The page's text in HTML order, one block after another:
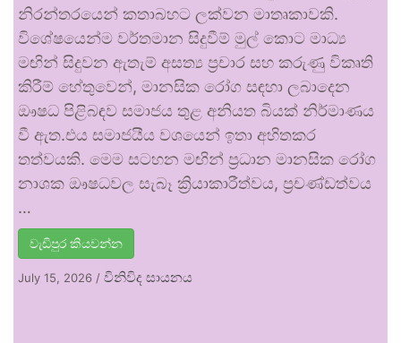
නිරන්තරයෙන් කතාබහට ලක්වන මාතෘකාවකි.
විශේෂයෙන්ම වර්තමාන සිදුවීම් මුල් කොට මාධ්‍ය
මඟින් සිදුවන ඇතැම් අසත්‍ය ප්‍රචාර සහ කරුණු විකෘති
කිරීම් හේතුවෙන්, මානසික රෝග සඳහා ලබාදෙන
ඖෂධ පිළිබඳව සමාජය තුළ අනියත බියක් නිර්මාණය
වී ඇත.එය සමාජයීය වශයෙන් ඉතා අහිතකර
තත්වයකි. මෙම සටහන මඟින් ප්‍රධාන මානසික රෝග
නාශක ඖෂධවල සැබෑ ක්‍රියාකාරීත්වය, ප්‍රචණ්ඩත්වය
…
වැඩිපුර කියවන්න
July 15, 2026 / විනිවිද සායනය